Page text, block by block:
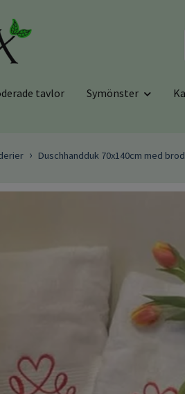
tavlor Symönster
Duschhandduk 70x140cm med